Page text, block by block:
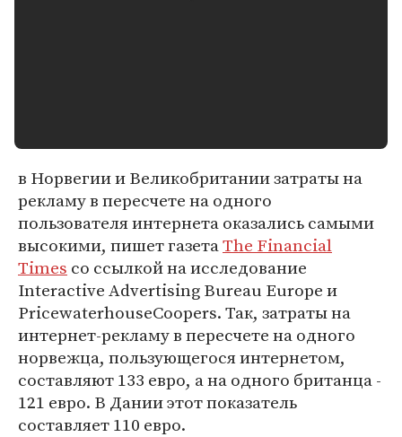
в Норвегии и Великобритании затраты на
рекламу в пересчете на одного
пользователя интернета оказались самыми
высокими, пишет газетаThe Financial
Times со ссылкой на исследование
Interactive Advertising Bureau Europe и
PricewaterhouseCoopers. Так, затраты на
интернет-рекламу в пересчете на одного
норвежца, пользующегося интернетом,
составляют 133 евро, а на одного британца -
121 евро. В Дании этот показатель
составляет 110 евро.